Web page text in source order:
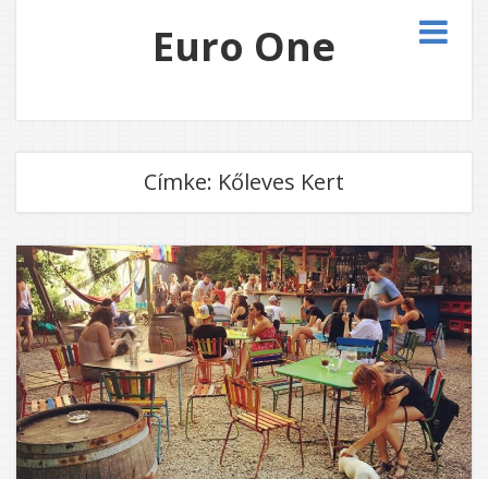
Euro One
Címke: Kőleves Kert